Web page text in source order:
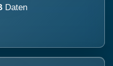
Daten